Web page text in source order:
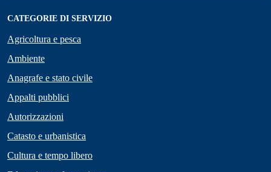
CATEGORIE DI SERVIZIO
Agricoltura e pesca
Ambiente
Anagrafe e stato civile
Appalti pubblici
Autorizzazioni
Catasto e urbanistica
Cultura e tempo libero